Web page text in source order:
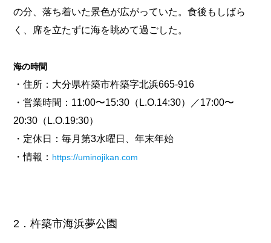
の分、落ち着いた景色が広がっていた。食後もしばら
く、席を立たずに海を眺めて過ごした。
海の時間
・住所：大分県杵築市杵築字北浜665-916
・営業時間：11:00〜15:30（L.O.14:30）／17:00〜
20:30（L.O.19:30）
・定休日：毎月第3水曜日、年末年始
・情報： https://uminojikan.com
2．杵築市海浜夢公園